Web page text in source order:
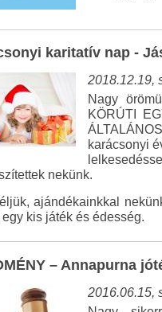
karitatív nap -
2018.12.19,
Nagy
KÖRÚTI
karácsonyi
nekünk.
ajándékainkkal
egy kis játék és édesség.
– Annapurna
2016.06.15,